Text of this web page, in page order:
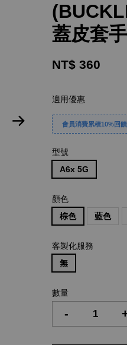
蓋皮套
NT$ 360
適用優惠
會員消費累積10%回
型號
A6x 5G
顏色
棕色
藍色
客製化服務
無
數量
-